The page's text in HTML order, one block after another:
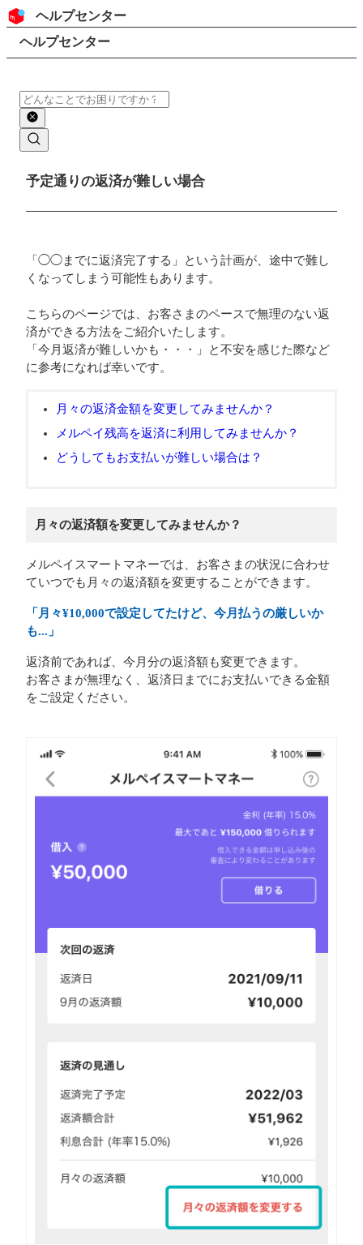
コンテンツにスキップ
ヘッダー
ヘルプセンター
検索
パンくずリスト
ヘルプセンター
検索
メインコンテンツ
予定通りの返済が難しい場合
「◯◯までに返済完了する」という計画が、途中で難し
くなってしまう可能性もあります。
こちらのページでは、お客さまのペースで無理のない返
済ができる方法をご紹介いたします。
「今月返済が難しいかも・・・」と不安を感じた際など
に参考になれば幸いです。
月々の返済金額を変更してみませんか？
メルペイ残高を返済に利用してみませんか？
どうしてもお支払いが難しい場合は？
月々の返済額を変更してみませんか？
メルペイスマートマネーでは、お客さまの状況に合わせ
ていつでも月々の返済額を変更することができます。
「月々¥10,000で設定してたけど、今月払うの厳しいか
も...」
返済前であれば、今月分の返済額も変更できます。
お客さまが無理なく、返済日までにお支払いできる金額
をご設定ください。